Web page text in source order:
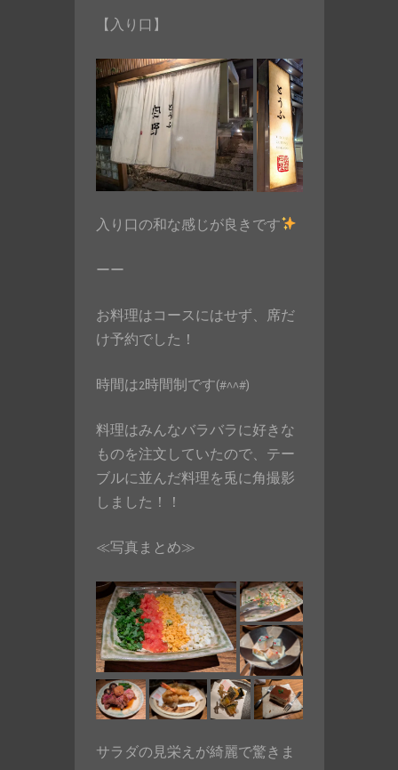
【入り口】
入り口の和な感じが良きです
ーー
お料理はコースにはせず、席だ
け予約でした！
時間は2時間制です(#^^#)
料理はみんなバラバラに好きな
ものを注文していたので、テー
ブルに並んだ料理を兎に角撮影
しました！！
≪写真まとめ≫
サラダの見栄えが綺麗で驚きま